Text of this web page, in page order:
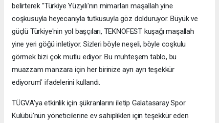
belirterek "Türkiye Yüzyılı'nın mimarları maşallah yine
coşkusuyla heyecanıyla tutkusuyla göz dolduruyor. Büyük ve
güçlü Türkiye'nin yol başçıları, TEKNOFEST kuşağı maşallah
yine yeri göğü inletiyor. Sizleri böyle neşeli, böyle coşkulu
görmek bizi çok mutlu ediyor. Bu muhteşem tablo, bu
muazzam manzara için her birinize ayrı ayrı teşekkür
ediyorum" ifadelerini kullandı.
TÜGVA'ya etkinlik için şükranlarını iletip Galatasaray Spor
Kulübü'nün yöneticilerine ev sahiplikleri için teşekkür eden